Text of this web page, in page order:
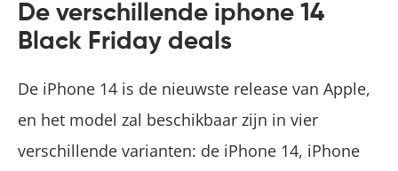
De verschillende iphone 14
Black Friday deals
De iPhone 14 is de nieuwste release van Apple,
en het model zal beschikbaar zijn in vier
verschillende varianten: de iPhone 14, iPhone